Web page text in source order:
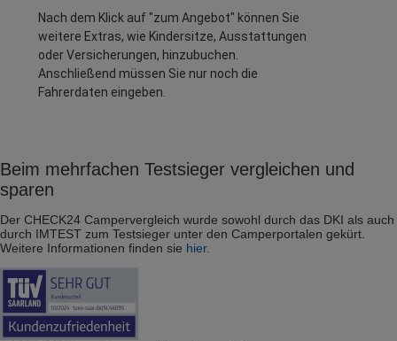
Nach dem Klick auf "zum Angebot" können Sie
weitere Extras, wie Kindersitze, Ausstattungen
oder Versicherungen, hinzubuchen.
Anschließend müssen Sie nur noch die
Fahrerdaten eingeben.
Beim mehrfachen Testsieger vergleichen und
sparen
Der CHECK24 Campervergleich wurde sowohl durch das DKI als auch
durch IMTEST zum Testsieger unter den Camperportalen gekürt.
Weitere Informationen finden sie hier.